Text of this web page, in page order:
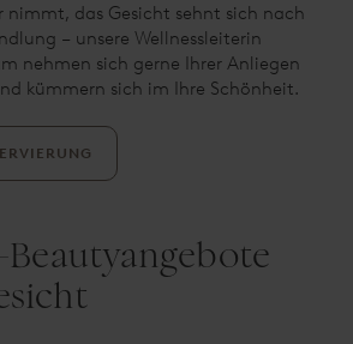
nimmt, das Gesicht sehnt sich nach
– unsere Wellnessleiterin
nehmen sich gerne Ihrer Anliegen
kümmern sich im Ihre Schönheit.